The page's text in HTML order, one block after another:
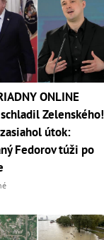
ONLINE
Zelenského!
útok:
Fedorov túži po